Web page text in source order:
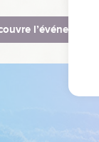
l’événement